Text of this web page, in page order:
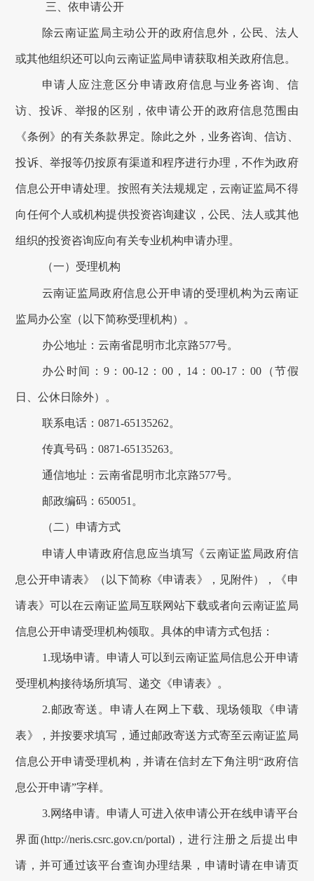
三、依申请公开
除云南证监局主动公开的政府信息外，公民、法人
或其他组织还可以向云南证监局申请获取相关政府信息。
申请人应注意区分申请政府信息与业务咨询、信
访、投诉、举报的区别，依申请公开的政府信息范围由
《条例》的有关条款界定。除此之外，业务咨询、信访、
投诉、举报等仍按原有渠道和程序进行办理，不作为政府
信息公开申请处理。按照有关法规规定，云南证监局不得
向任何个人或机构提供投资咨询建议，公民、法人或其他
组织的投资咨询应向有关专业机构申请办理。
（一）受理机构
云南证监局政府信息公开申请的受理机构为云南证
监局办公室（以下简称受理机构）。
办公地址：云南省昆明市北京路577号。
办公时间： 9：00-12：00，14：00-17：00（节假
日、公休日除外）。
联系电话： 0871-65135262。
传真号码： 0871-65135263。
通信地址：云南省昆明市北京路577号。
邮政编码： 650051。
（二）申请方式
申请人申请政府信息应当填写《云南证监局政府信
息公开申请表》（以下简称《申请表》，见附件），《申
请表》可以在云南证监局互联网站下载或者向云南证监局
信息公开申请受理机构领取。具体的申请方式包括：
1.现场申请。申请人可以到云南证监局信息公开申请
受理机构接待场所填写、递交《申请表》。
2.邮政寄送。申请人在网上下载、现场领取《申请
表》，并按要求填写，通过邮政寄送方式寄至云南证监局
信息公开申请受理机构，并请在信封左下角注明“政府信
息公开申请”字样。
3.网络申请。申请人可进入依申请公开在线申请平台
界面(http://neris.csrc.gov.cn/portal)，进行注册之后提出申
请，并可通过该平台查询办理结果，申请时请在申请页